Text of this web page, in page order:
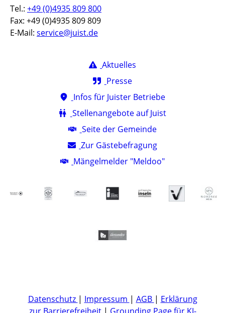
Tel.: +49 (0)4935 809 800
Fax: +49 (0)4935 809 809
E-Mail: service@juist.de
Aktuelles
Presse
Infos für Juister Betriebe
Stellenangebote auf Juist
Seite der Gemeinde
Zur Gästebefragung
Mängelmelder "Meldoo"
Datenschutz | Impressum | AGB | Erklärung